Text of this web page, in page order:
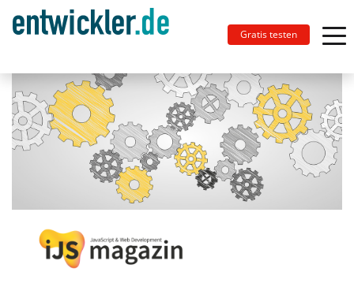
Gratis testen